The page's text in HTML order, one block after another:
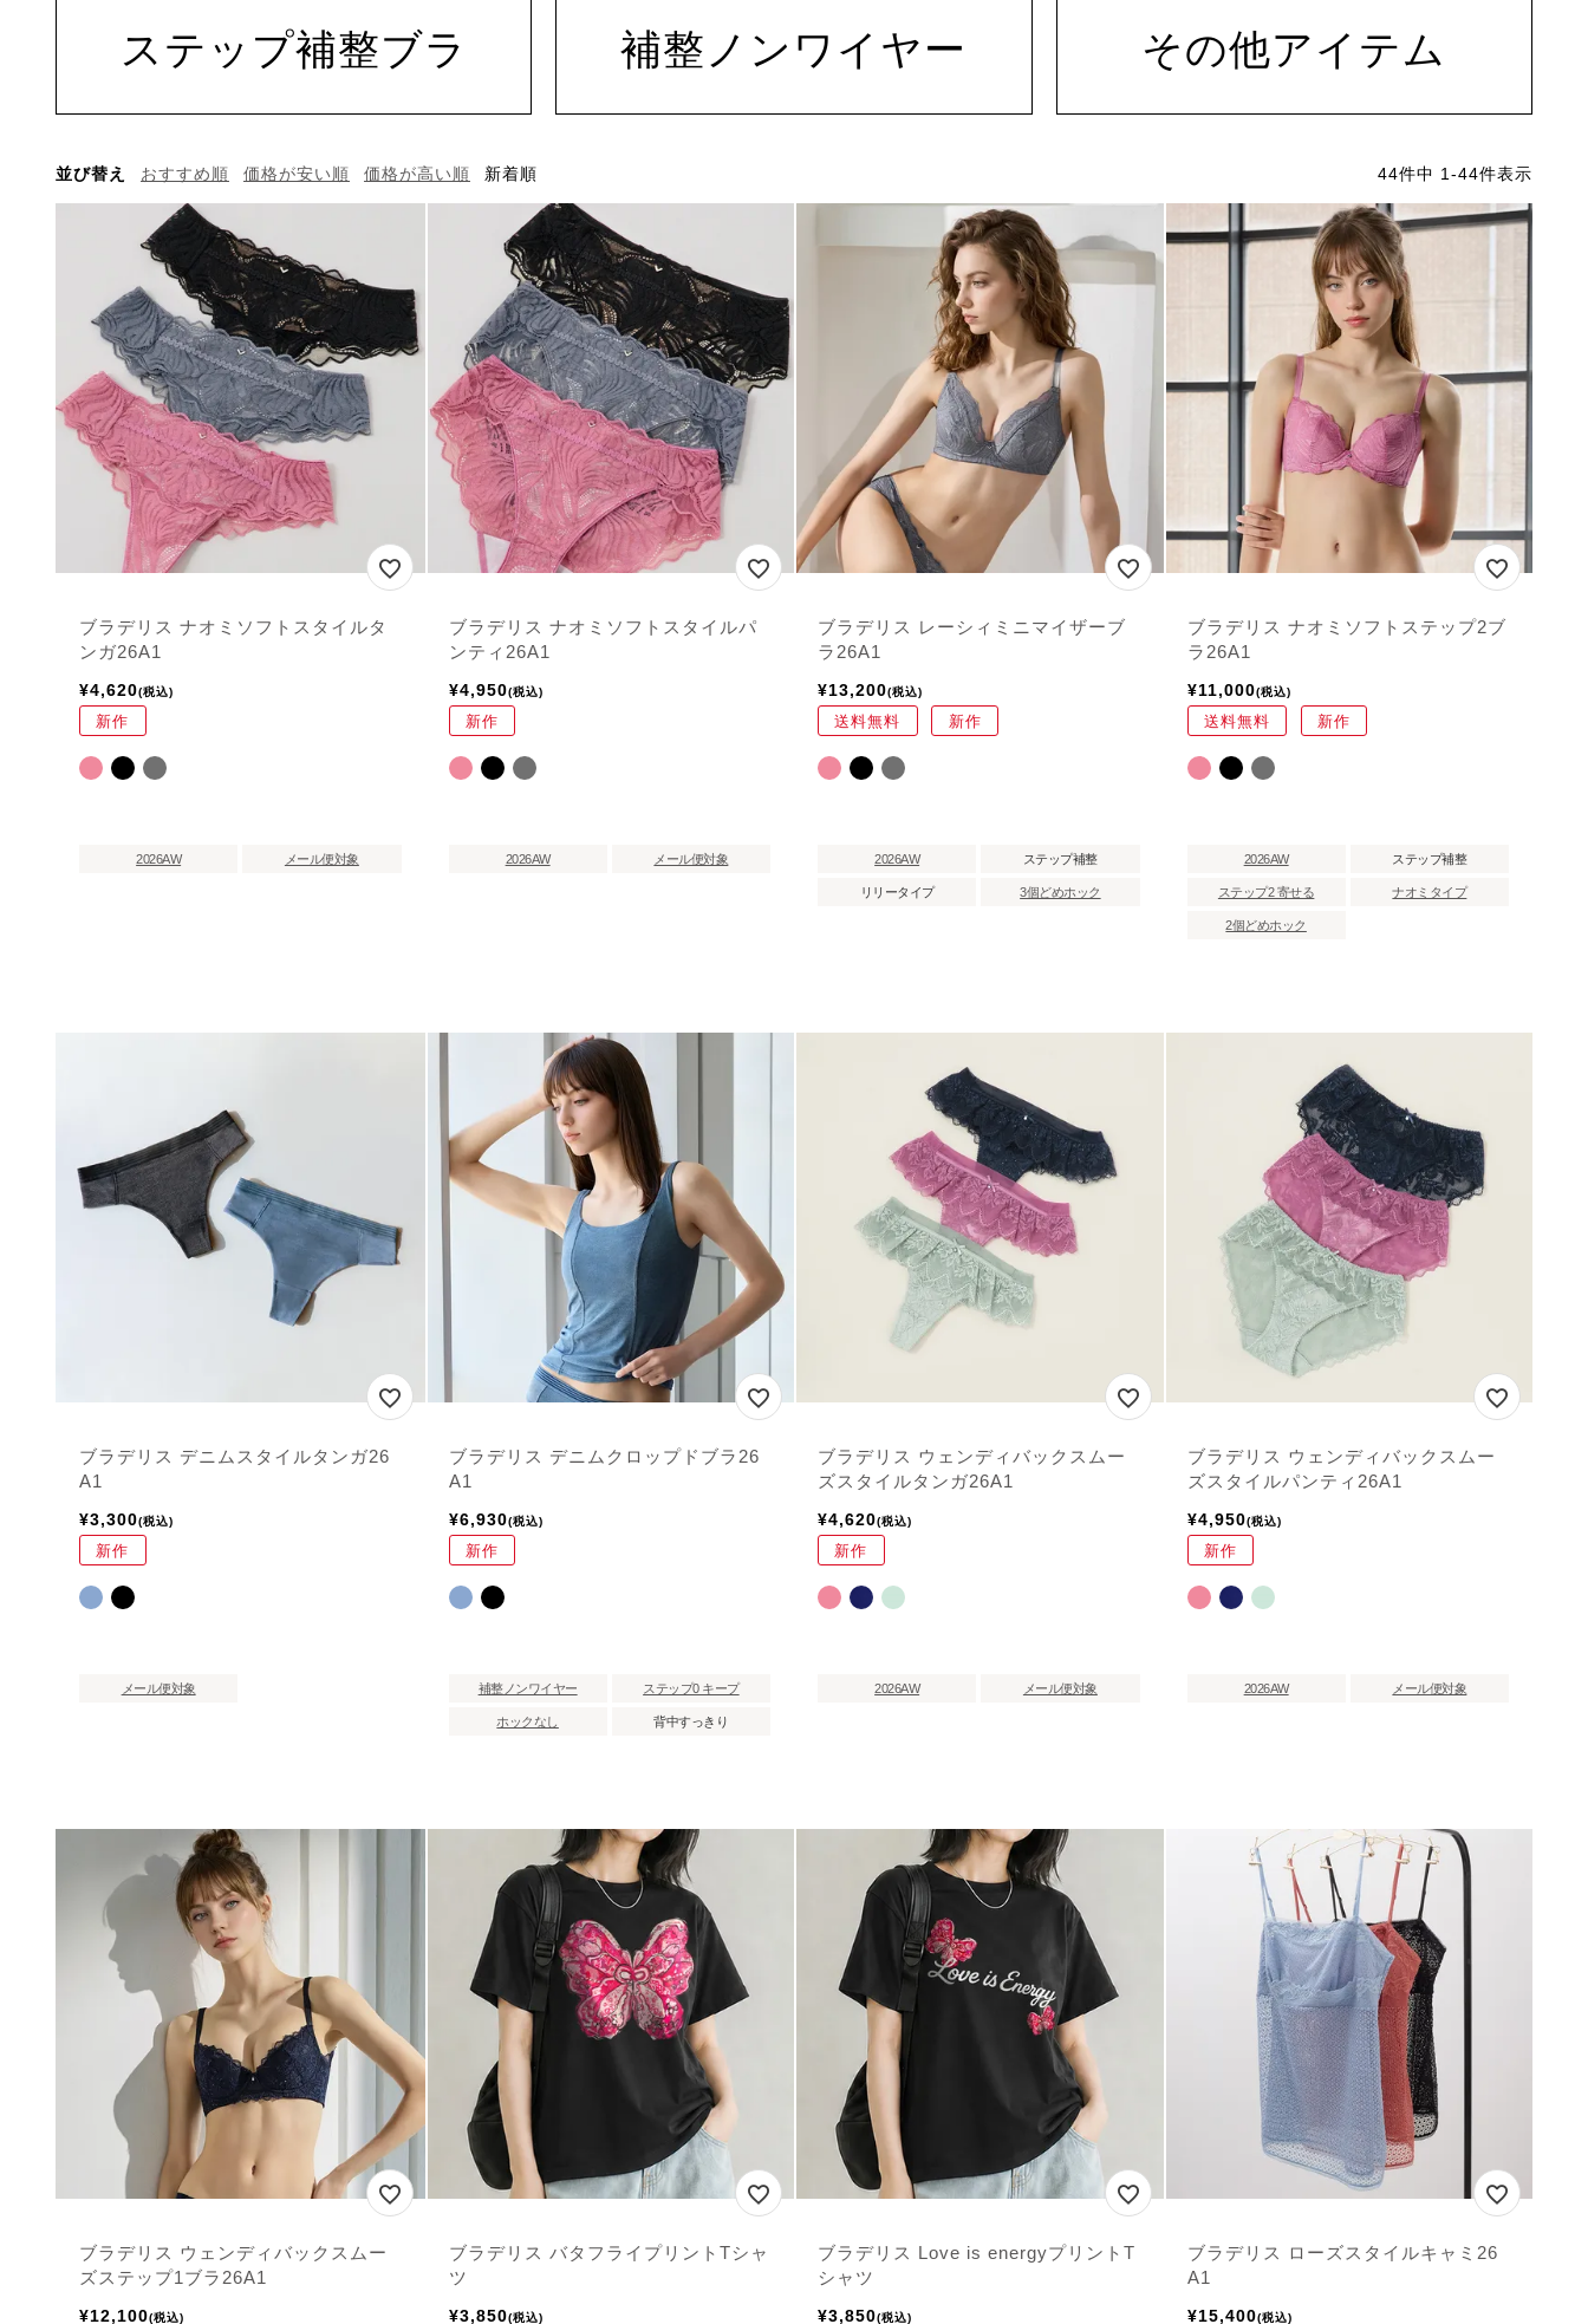
ステップ補整ブラ 補整ノンワイヤー その他アイテム
並び替え おすすめ順 価格が安い順 価格が高い順 新着順 44件中 1 -44件表示
ブラデリス ナオミソフトスタイルタ
ンガ26A1
¥4,620 税込
新作
2026AW メール便対象
ブラデリス ナオミソフトスタイルパ
ンティ26A1
¥4,950 税込
新作
2026AW メール便対象
ブラデリス レーシィミニマイザーブ
ラ26A1
¥13,200 税込
送料無料 新作
2026AW ステップ補整
リリータイプ 3個どめホック
ブラデリス ナオミソフトステップ2ブ
ラ26A1
¥11,000 税込
送料無料 新作
2026AW ステップ補整
ステップ2 寄せる ナオミタイプ
2個どめホック
ブラデリス デニムスタイルタンガ26
A1
¥3,300 税込
新作
メール便対象
ブラデリス デニムクロップドブラ26
A1
¥6,930 税込
新作
補整ノンワイヤー ステップ0 キープ
ホックなし 背中すっきり
ブラデリス ウェンディバックスムー
ズスタイルタンガ26A1
¥4,620 税込
新作
2026AW メール便対象
ブラデリス ウェンディバックスムー
ズスタイルパンティ26A1
¥4,950 税込
新作
2026AW メール便対象
ブラデリス ウェンディバックスムー
ズステップ1ブラ26A1
¥12,100 税込
ブラデリス バタフライプリントTシャ
ツ
¥3,850 税込
ブラデリス Love is energyプリントT
シャツ
¥3,850 税込
ブラデリス ローズスタイルキャミ26
A1
¥15,400 税込